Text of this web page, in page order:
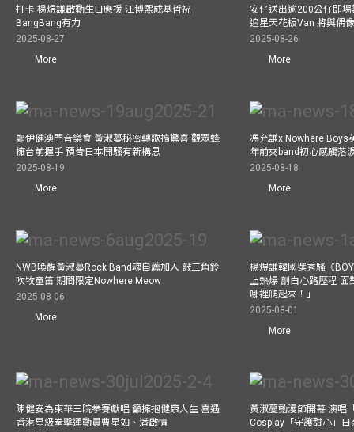
打卡 楊煜謙啟動生日應援 江博熙成基哲祝
BangBang有力
2025-08-27
More
安仔送出逾200公仔即
追星天花板Van 將與偶
2025-08-26
More
鄭伊健澳門音樂會 黃淑蔓秘密轉歌搞驚喜 觀眾蜂
擁台前握手 預告日本開騷有新構思
2025-08-19
More
馮允謙x Nowhere Boys
年前夾band初心感觸落
2025-08-18
More
NWB喚醒黃淑蔓Rock Band魂自薦加入 敲三角鈴
吹牧童笛 期間限定Nowhere Meow
2025-08-06
More
楊煜謙韓國選秀騷《
上熱爆 剖白心路歷程
哪裡爬起來！」
2025-08-01
More
陳健安為東華三院拳賽獻唱 籲擁抱健康人生 喜遇
香港星級拳擊運動員曹星如、潘啟情
黃淑蔓動漫節開幕 演唱
Cosplay「守護甜心」